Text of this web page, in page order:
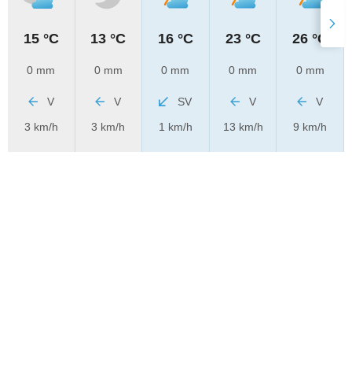
15 °C
0 mm
V
3 km/h
13 °C
0 mm
V
3 km/h
16 °C
0 mm
SV
1 km/h
23 °C
0 mm
V
13 km/h
26 °C
0 mm
V
9 km/h